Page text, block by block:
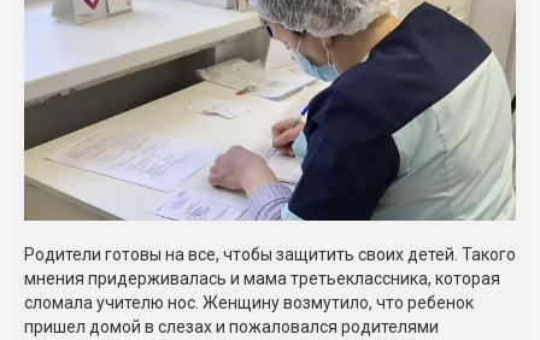
Родители готовы на все, чтобы защитить своих детей. Такого
мнения придерживалась и мама третьеклассника, которая
сломала учителю нос. Женщину возмутило, что ребенок
пришел домой в слезах и пожаловался родителями